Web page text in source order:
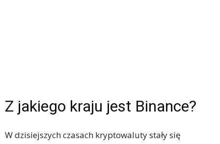
Z jakiego kraju jest Binance?
W dzisiejszych czasach kryptowaluty stały się